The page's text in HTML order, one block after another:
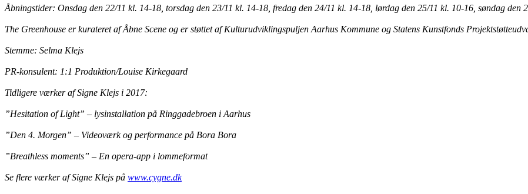
Åbningstider: Onsdag den 22/11 kl. 14-18, torsdag den 23/11 kl. 14-18, fredag den 24/11 kl. 14-18, lørdag den 25/11 kl. 10-16, søndag den
The Greenhouse er kurateret af Åbne Scene og er støttet af Kulturudviklingspuljen Aarhus Kommune og Statens Kunstfonds
Stemme: Selma Klejs
PR-konsulent: 1:1 Produktion/Louise Kirkegaard
Tidligere værker af Signe Klejs i 2017:
”Hesitation of Light” – lysinstallation på Ringgadebroen i Aarhus
”Den 4. Morgen” – Videoværk og performance på Bora Bora
”Breathless moments” – En opera-app i lommeformat
Se flere værker af Signe Klejs på www.cygne.dk